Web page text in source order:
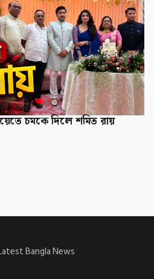
চমকে দিলে শমিত রায়